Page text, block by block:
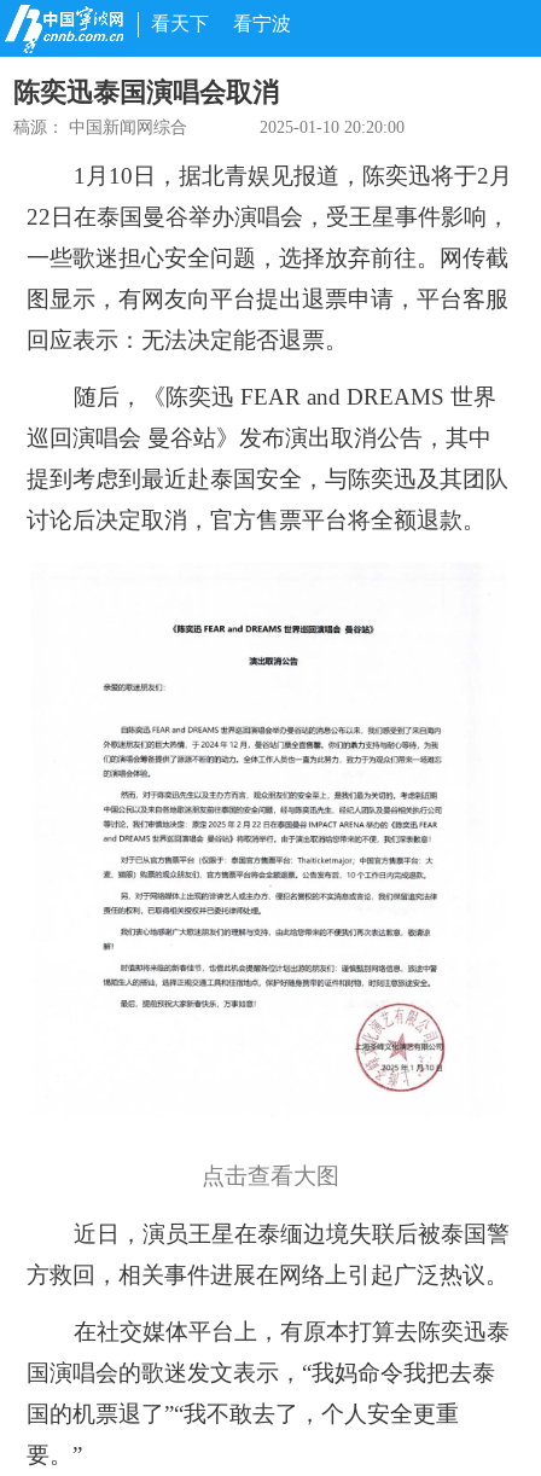
看天下 看宁波
陈奕迅泰国演唱会取消
稿源：中国新闻网综合 2025-01-10 20:20:00
1月10日，据北青娱见报道，陈奕迅将于2月
22日在泰国曼谷举办演唱会，受王星事件影响，
一些歌迷担心安全问题，选择放弃前往。
网传截
图显示，有网友向平台提出退票申请，平台客服
回应表示：无法决定能否退票。
随后，《陈奕迅 FEAR and DREAMS 世界
巡回演唱会 曼谷站》发布演出取消公告，其中
提到考虑到最近赴泰国安全，与陈奕迅及其团队
讨论后决定取消，官方售票平台将全额退款。
点击查看大图
近日，演员王星在泰缅边境失联后被泰国警
方救回，相关事件进展在网络上引起广泛热议。
在社交媒体平台上，有原本打算去陈奕迅泰
国演唱会的歌迷发文表示，“我妈命令我把去泰
国的机票退了”“我不敢去了，个人安全更重
要。”